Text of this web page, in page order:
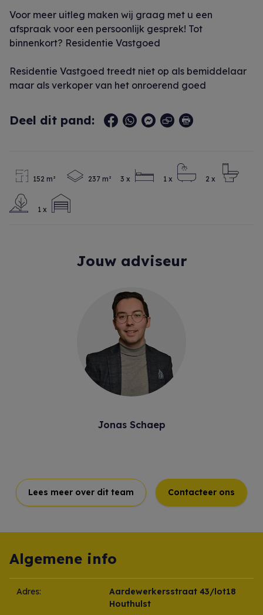
Voor meer uitleg maken wij graag met u een
afspraak voor een persoonlijk gesprek! Tot
binnenkort? Residentie Vastgoed
Residentie Vastgoed treedt niet op als bemiddelaar
maar als verkoper van het onroerend goed
Deel dit pand:
152 m² 237 m² 3 x 1 x 2 x
1 x
Jouw adviseur
Jonas Schaep
Lees meer over dit team Contacteer ons
Algemene info
Adres:
Aardewerkersstraat 43/lot18
Houthulst